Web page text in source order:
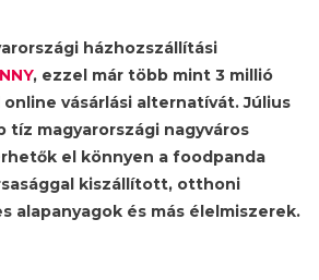
házhozszállítási
, ezzel már több mint 3 millió
online vásárlási alternatívát. Július
tíz magyarországi nagyváros
el könnyen a foodpanda
kiszállított, otthoni
alapanyagok és más élelmiszerek.